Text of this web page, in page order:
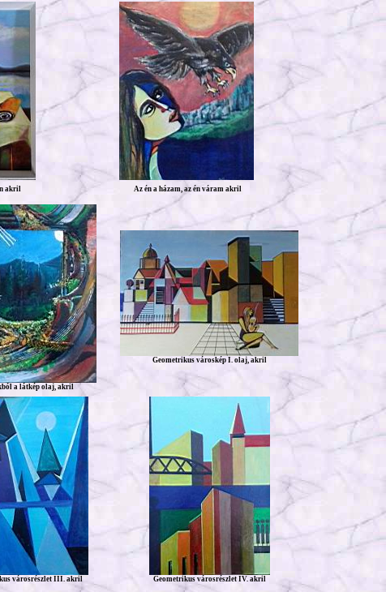
akril Az én a házam, az én váram akril
a látkép olaj, akril
Geometrikus városkép I. olaj, akril
városrészlet III. akril Geometrikus városrészlet IV. akril